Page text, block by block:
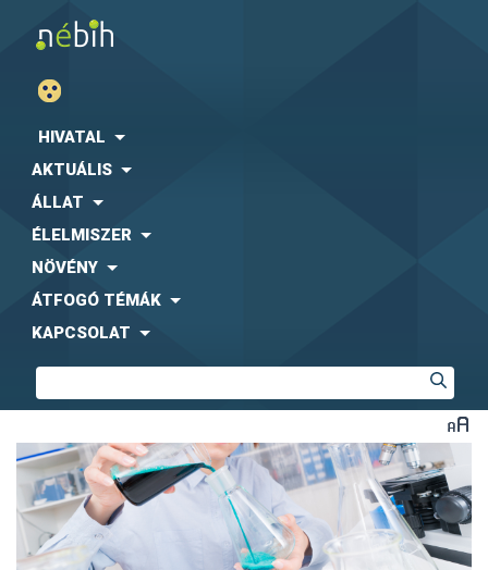
HIVATAL
AKTUÁLIS
ÁLLAT
ÉLELMISZER
NÖVÉNY
ÁTFOGÓ TÉMÁK
KAPCSOLAT